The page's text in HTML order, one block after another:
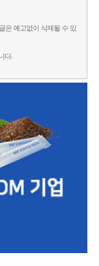
은 예고없이 삭제될 수 있
다.